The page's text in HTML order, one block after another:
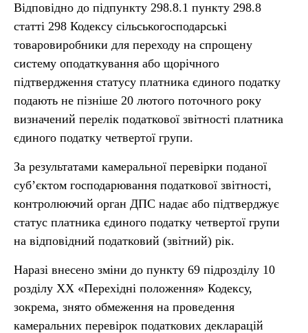
Відповідно до підпункту 298.8.1 пункту 298.8
статті 298 Кодексу сільськогосподарські
товаровиробники для переходу на спрощену
систему оподаткування або щорічного
підтвердження статусу платника єдиного податку
подають не пізніше 20 лютого поточного року
визначений перелік податкової звітності платника
єдиного податку четвертої групи.
За результатами камеральної перевірки поданої
суб’єктом господарювання податкової звітності,
контролюючий орган ДПС надає або підтверджує
статус платника єдиного податку четвертої групи
на відповідний податковий (звітний) рік.
Наразі внесено зміни до пункту 69 підрозділу 10
розділу ХХ «Перехідні положення» Кодексу,
зокрема, знято обмеження на проведення
камеральних перевірок податкових декларацій